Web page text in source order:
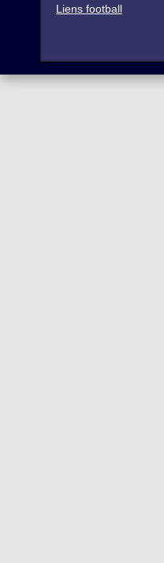
Liens football